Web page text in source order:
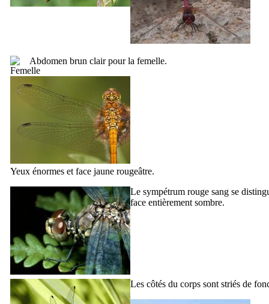
Abdomen brun clair pour la femelle.
Yeux énormes et face jaune rougeâtre.
Le sympétrum rouge sang se
face entièrement sombre.
Les côtés du corps sont striés de